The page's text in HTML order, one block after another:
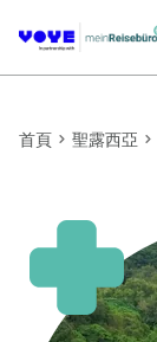
首頁 聖露西亞